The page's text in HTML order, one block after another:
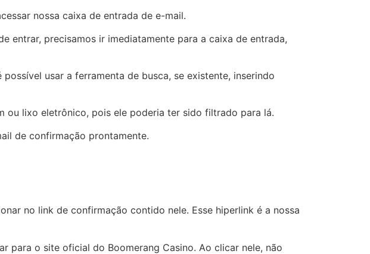
nossa caixa de entrada de e-mail.
entrar, precisamos ir imediatamente para a caixa de entrada,
usar a ferramenta de busca, se existente, inserindo
ou lixo eletrônico, pois ele poderia ter sido filtrado para lá.
de confirmação prontamente.
no link de confirmação contido nele. Esse hiperlink é a nossa
para o site oficial do Boomerang Casino. Ao clicar nele, não